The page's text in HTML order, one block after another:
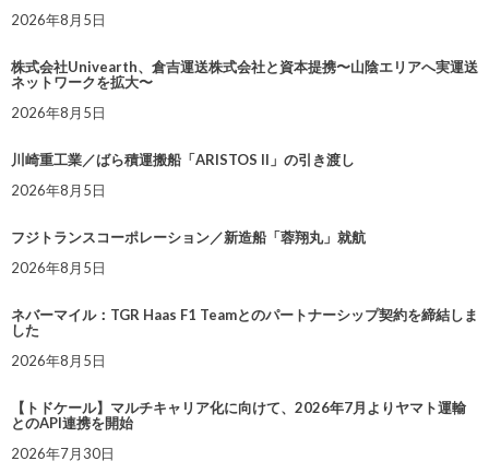
2026年8月5日
株式会社Univearth、倉吉運送株式会社と資本提携〜山陰エリアへ実運送
ネットワークを拡大〜
2026年8月5日
川崎重工業／ばら積運搬船「ARISTOS II」の引き渡し
2026年8月5日
フジトランスコーポレーション／新造船「蓉翔丸」就航
2026年8月5日
ネバーマイル：TGR Haas F1 Teamとのパートナーシップ契約を締結しま
した
2026年8月5日
【トドケール】マルチキャリア化に向けて、2026年7月よりヤマト運輸
とのAPI連携を開始
2026年7月30日